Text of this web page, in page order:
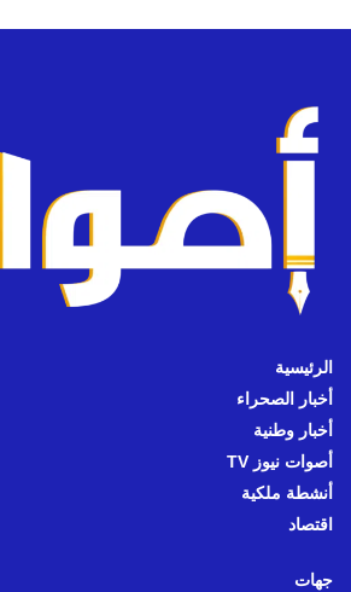
الرئيسية
أخبار الصحراء
أخبار وطنية
أصوات نيوز TV
أنشطة ملكية
اقتصاد
جهات